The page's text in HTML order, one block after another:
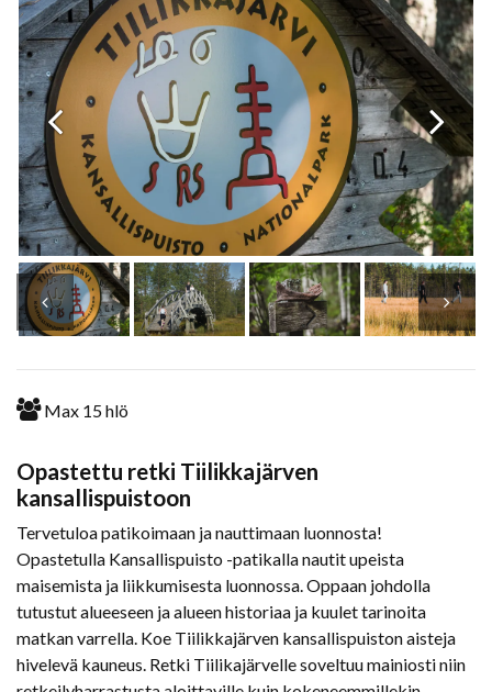
Max 15hlö
Opastettu retki Tiilikkajärven
kansallispuistoon
Tervetuloa patikoimaan ja nauttimaan luonnosta!
Opastetulla Kansallispuisto -patikalla nautit upeista
maisemista ja liikkumisesta luonnossa. Oppaan johdolla
tutustut alueeseen ja alueen historiaa ja kuulet tarinoita
matkan varrella. Koe Tiilikkajärven kansallispuiston aisteja
hivelevä kauneus. Retki Tiilikajärvelle soveltuu mainiosti niin